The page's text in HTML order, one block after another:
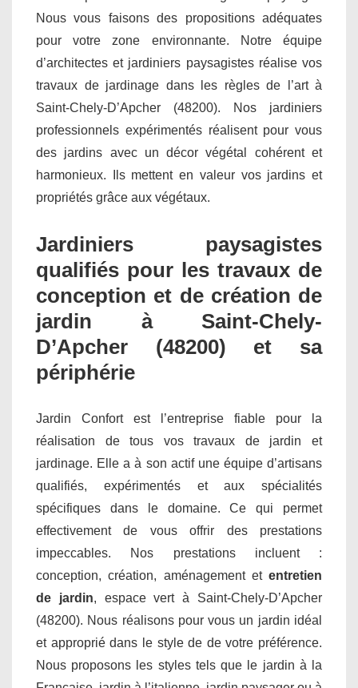
Nous vous faisons des propositions adéquates
pour votre zone environnante. Notre équipe
d’architectes et jardiniers paysagistes réalise vos
travaux de jardinage dans les règles de l’art à
Saint-Chely-D’Apcher (48200). Nos jardiniers
professionnels expérimentés réalisent pour vous
des jardins avec un décor végétal cohérent et
harmonieux. Ils mettent en valeur vos jardins et
propriétés grâce aux végétaux.
Jardiniers paysagistes
qualifiés pour les travaux de
conception et de création de
jardin à Saint-Chely-
D’Apcher (48200) et sa
périphérie
Jardin Confort est l’entreprise fiable pour la
réalisation de tous vos travaux de jardin et
jardinage. Elle a à son actif une équipe d’artisans
qualifiés, expérimentés et aux spécialités
spécifiques dans le domaine. Ce qui permet
effectivement de vous offrir des prestations
impeccables. Nos prestations incluent :
conception, création, aménagement et entretien
de jardin, espace vert à Saint-Chely-D’Apcher
(48200). Nous réalisons pour vous un jardin idéal
et approprié dans le style de de votre préférence.
Nous proposons les styles tels que le jardin à la